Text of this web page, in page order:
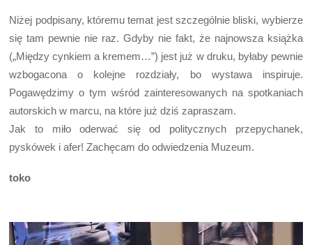
Niżej podpisany, któremu temat jest szczególnie bliski, wybierze
się tam pewnie nie raz. Gdyby nie fakt, że najnowsza książka
(„Między cynkiem a kremem…”) jest już w druku, byłaby pewnie
wzbogacona o kolejne rozdziały, bo wystawa inspiruje.
Pogawędzimy o tym wśród zainteresowanych na spotkaniach
autorskich w marcu, na które już dziś zapraszam.
Jak to miło oderwać się od politycznych przepychanek,
pyskówek i afer! Zachęcam do odwiedzenia Muzeum.
toko